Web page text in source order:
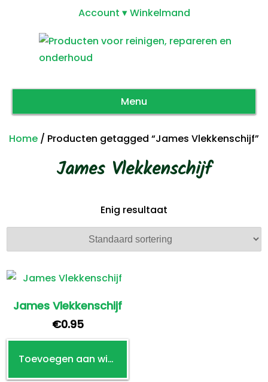
Account Winkelmand
Menu
Home / Producten getagged “James Vlekkenschijf”
James Vlekkenschijf
Enig resultaat
James Vlekkenschijf
€0.95
Toevoegen aan winkelwagen